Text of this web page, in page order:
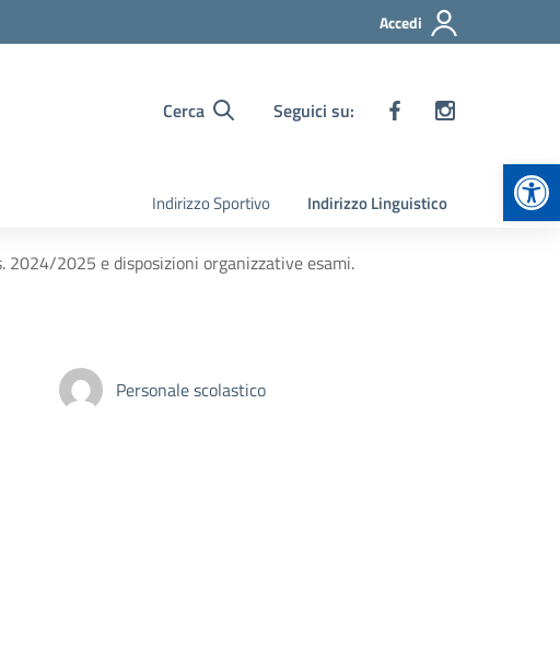
Accedi
Cerca Seguici su:
Indirizzo Sportivo Indirizzo Linguistico
2024/2025 e disposizioni organizzative esami.
Personale scolastico